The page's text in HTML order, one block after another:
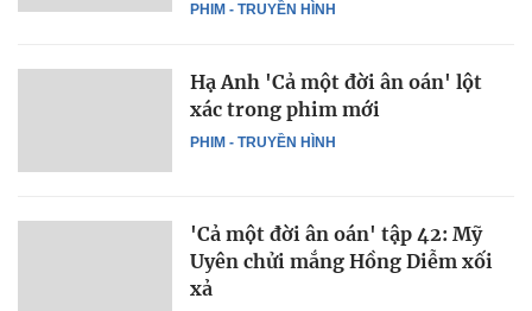
PHIM - TRUYỀN HÌNH
PHIM - TRUYỀN HÌNH
Hạ Anh 'Cả một đời ân oán' lột
xác trong phim mới
'Cả một đời ân oán' tập 42: Mỹ
Uyên chửi mắng Hồng Diễm xối
xả